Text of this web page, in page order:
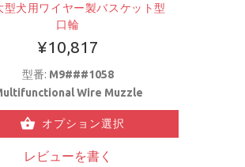
型犬用ワイヤー製バスケット型
口輪
¥10,817
型番: M9###1058
Wire Muzzle
オプション選択
レビューを書く